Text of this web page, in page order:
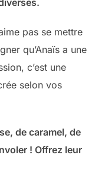
pas se mettre
qu’Anaïs a une
c’est une
selon vos
de caramel, de
! Offrez leur